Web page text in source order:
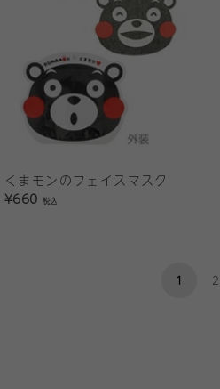
くまモンのフェイスマスク
¥660 税込
1 2